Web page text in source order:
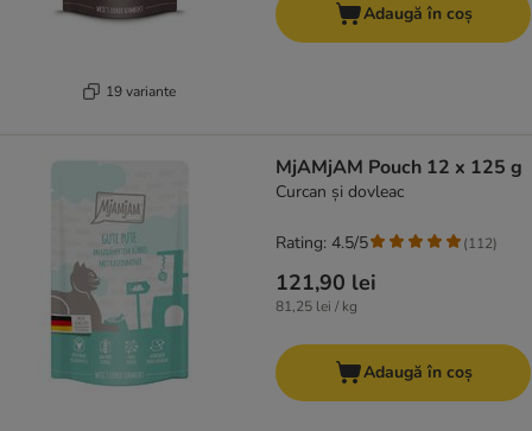
19 variante
Adaugă în coș
MjAMjAM Pouch 12 x 125 g
Curcan și dovleac
121,90 lei
81,25 lei / kg
Rating: 4.5/5 (112)
Adaugă în coș